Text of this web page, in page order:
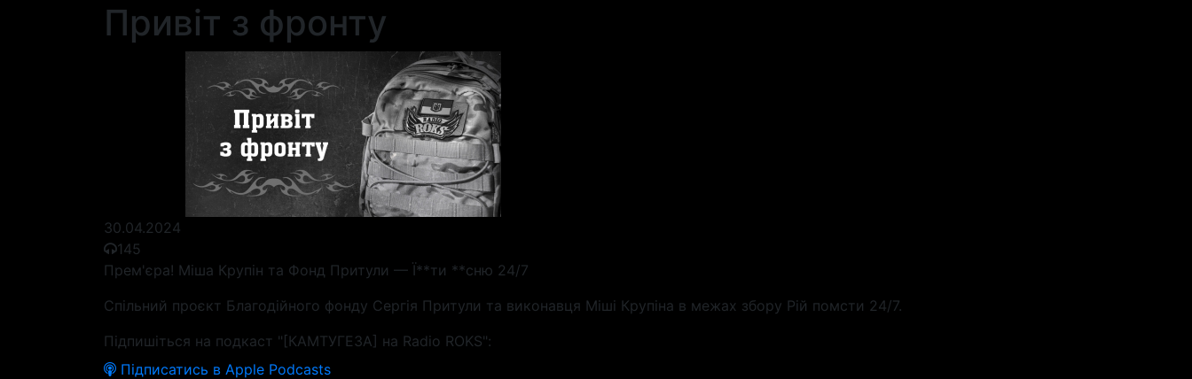
Привіт з фронту
30.04.2024
145
Прем'єра! Міша Крупін та Фонд Притули — Ї**ти **сню 24/7
Спільний проєкт Благодійного фонду Сергія Притули та виконавця Міші Крупіна в межах збору Рій помсти 24/7.
Підпишіться на подкаст "[КАМТУГЕЗА] на Radio ROKS":
Підписатись в Apple Podcasts